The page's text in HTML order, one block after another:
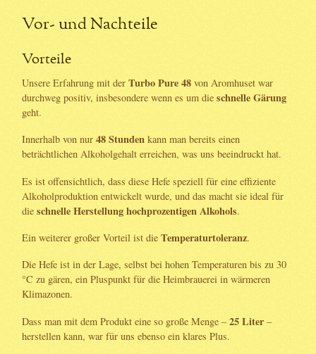
Vor- und Nachteile
Vorteile
Unsere Erfahrung mit derTurbo Pure 48 von Aromhuset war
durchweg positiv, insbesondere wenn es um dieschnelle Gärung
geht.
Innerhalb von nur48 Stunden kann man bereits einen
beträchtlichen Alkoholgehalt erreichen, was uns beeindruckt hat.
Es ist offensichtlich, dass diese Hefe speziell für eine effiziente
Alkoholproduktion entwickelt wurde, und das macht sie ideal für
dieschnelle Herstellung hochprozentigen Alkohols.
Ein weiterer großer Vorteil ist dieTemperaturtoleranz.
Die Hefe ist in der Lage, selbst bei hohen Temperaturen bis zu 30
°C zu gären, ein Pluspunkt für die Heimbrauerei in wärmeren
Klimazonen.
Dass man mit dem Produkt eine so große Menge –25 Liter –
herstellen kann, war für uns ebenso ein klares Plus.